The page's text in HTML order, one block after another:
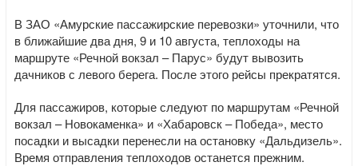
В ЗАО «Амурские пассажирские перевозки» уточнили, что
в ближайшие два дня, 9 и 10 августа, теплоходы на
маршруте «Речной вокзал – Парус» будут вывозить
дачников с левого берега. После этого рейсы прекратятся.
Для пассажиров, которые следуют по маршрутам «Речной
вокзал – Новокаменка» и «Хабаровск – Победа», место
посадки и высадки перенесли на остановку «Дальдизель».
Время отправления теплоходов останется прежним.